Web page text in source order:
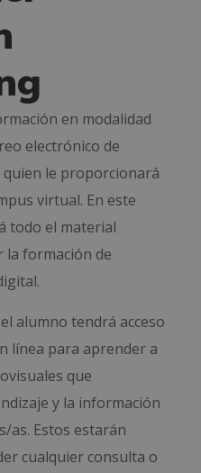
en modalidad
electrónico de
le proporcionará
virtual. En este
todo el material
la formación de
alumno tendrá acceso
línea para aprender a
que
y la información
as. Estos estarán
cualquier consulta o